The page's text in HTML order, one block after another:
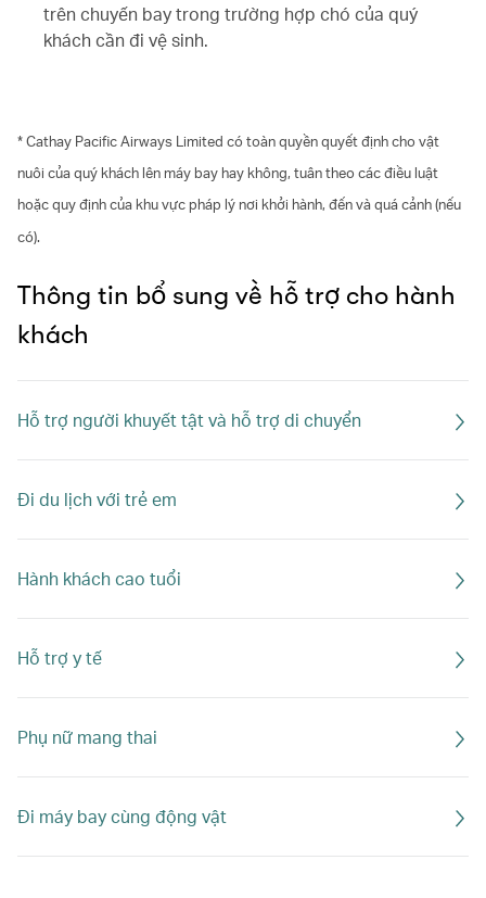
trên chuyến bay trong trường hợp chó của quý
khách cần đi vệ sinh.
* Cathay Pacific Airways Limited có toàn quyền quyết định cho vật
nuôi của quý khách lên máy bay hay không, tuân theo các điều luật
hoặc quy định của khu vực pháp lý nơi khởi hành, đến và quá cảnh (nếu
có).
Thông tin bổ sung về hỗ trợ cho hành
khách
Hỗ trợ người khuyết tật và hỗ trợ di chuyển
Đi du lịch với trẻ em
Hành khách cao tuổi
Hỗ trợ y tế
Phụ nữ mang thai
Đi máy bay cùng động vật